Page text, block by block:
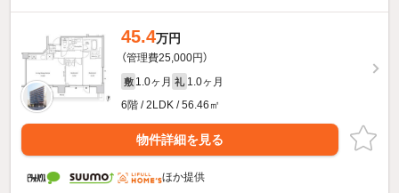
45.4万円
（管理費25,000円）
敷 1.0ヶ月 礼 1.0ヶ月
6階 / 2LDK / 56.46㎡
物件詳細を見る
ほか提供